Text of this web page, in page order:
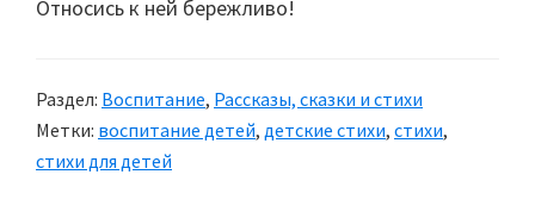
Относись к ней бережливо!
Раздел: Воспитание, Рассказы, сказки и стихи
Метки: воспитание детей, детские стихи, стихи,
стихи для детей